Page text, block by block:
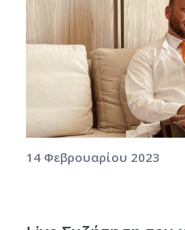
14 Φεβρουαρίου 2023